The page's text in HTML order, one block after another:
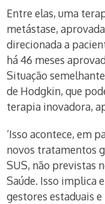
Entre elas, uma
metástase,
direcionada a
há 46 meses
Situação
de Hodgkin, que
terapia inovadora,
‘Isso acontece, em
novos tratamentos
SUS, não previstas
Saúde. Isso implica
gestores estaduais